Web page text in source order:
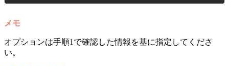
メモ
オプションは手順1で確認した情報を基に指定してくださ
い。